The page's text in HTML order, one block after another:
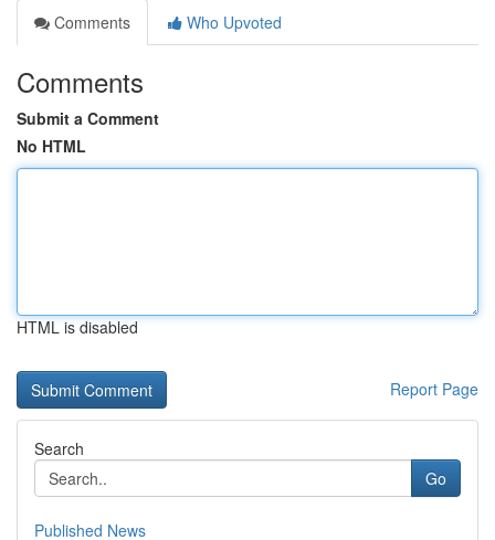
Comments
Who Upvoted
Comments
Submit a Comment
No HTML
HTML is disabled
Report Page
Search
Go
Published News